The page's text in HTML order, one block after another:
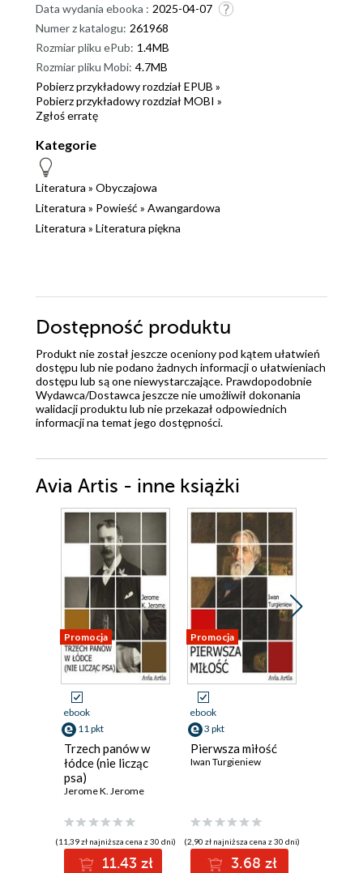
Data wydania ebooka : 2025-04-07
Numer z katalogu: 261968
Rozmiar pliku ePub: 1.4MB
Rozmiar pliku Mobi: 4.7MB
Pobierz przykładowy rozdział EPUB »
Pobierz przykładowy rozdział MOBI »
Zgłoś erratę
Kategorie
Literatura » Obyczajowa
Literatura » Powieść » Awangardowa
Literatura » Literatura piękna
Dostępność produktu
Produkt nie został jeszcze oceniony pod kątem ułatwień
dostępu lub nie podano żadnych informacji o ułatwieniach
dostępu lub są one niewystarczające. Prawdopodobnie
Wydawca/Dostawca jeszcze nie umożliwił dokonania
walidacji produktu lub nie przekazał odpowiednich
informacji na temat jego dostępności.
Avia Artis - inne książki
Promocja
ebook
11 pkt
Trzech panów w
łódce (nie licząc
psa)
Jerome K. Jerome
(11,39 zł najniższa cena z 30 dni)
11.43 zł
Promocja
ebook
3 pkt
Pierwsza miłość
Iwan Turgieniew
(2,90 zł najniższa cena z 30 dni)
3.68 zł